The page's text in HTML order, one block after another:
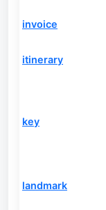
invoice
itinerary
key
landmark